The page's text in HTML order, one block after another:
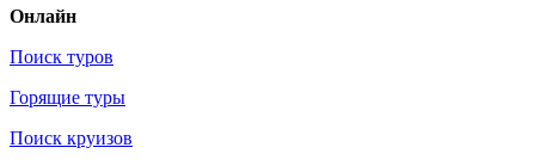
Онлайн
Поиск туров
Горящие туры
Поиск круизов